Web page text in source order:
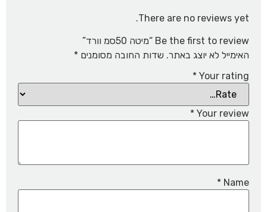
There are no reviews yet.
Be the first to review “מיטה 50סמ וורד”
האימייל לא יוצג באתר. שדות החובה מסומנים *
Your rating
*
Your review
*
Name
*